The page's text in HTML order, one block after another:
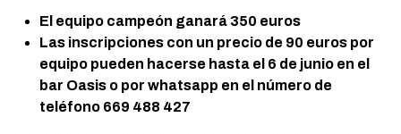
El equipo campeón ganará 350 euros
Las inscripciones con un precio de 90 euros por
equipo pueden hacerse hasta el 6 de junio en el
bar Oasis o por whatsapp en el número de
teléfono 669 488 427